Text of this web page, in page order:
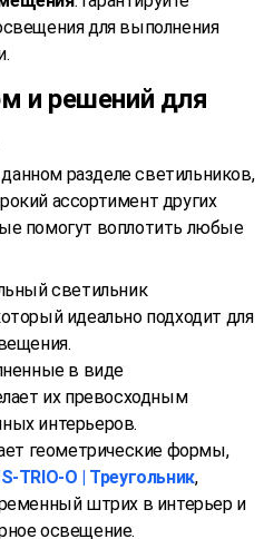
для выполнения
и решений для
разделе светильников,
ассортимент других
помогут воплотить любые
светильник
идеально подходит для
в виде
их превосходным
интерьеров.
геометрические формы,
TRIO-O | Треугольник,
штрих в интерьер и
освещение.